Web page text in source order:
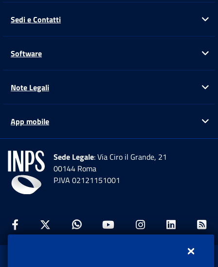
Sedi e Contatti
Software
Note Legali
App mobile
Sede Legale: Via Ciro il Grande, 21
00144 Roma
P.IVA 02121151001
Facebook: Apre una nuova finestra
Twitter: Apre una nuova finestra
Whatsapp: Apre una nuova
Youtube: Apre una
Instagram: